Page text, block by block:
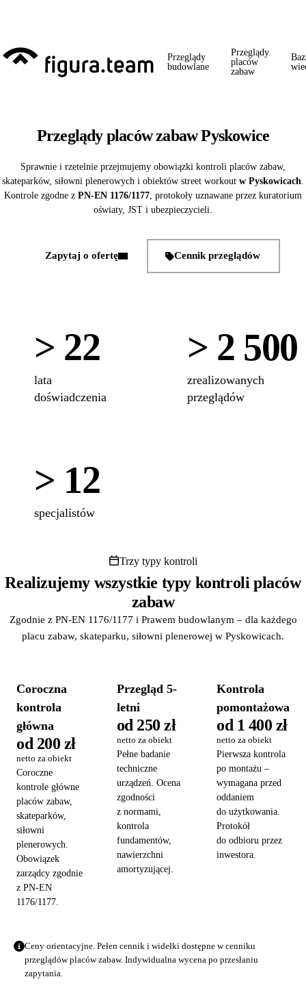
Przeglądy
budowlane
Przeglądy
placów
zabaw
Przeglądy placów zabaw Pyskowice
Sprawnie i rzetelnie przejmujemy obowiązki kontroli placów zabaw,
skateparków, siłowni plenerowych i obiektów street workout w Pyskowicach
Kontrole zgodne z PN-EN 1176/1177 , protokoły uznawane przez kuratorium
oświaty, JST i ubezpieczycieli.
Zapytaj o ofertę Cennik przeglądów
> 22
lata
doświadczenia
> 2 500
zrealizowanych
przeglądów
> 12
specjalistów
Trzy typy kontroli
Realizujemy wszystkie typy kontroli placów
zabaw
Zgodnie z PN-EN 1176/1177 i Prawem budowlanym – dla każdego
placu zabaw, skateparku, siłowni plenerowej w Pyskowicach.
Coroczna
kontrola
główna
od 200 zł
netto za obiekt
Coroczne
kontrole główne
placów zabaw,
skateparków,
siłowni
plenerowych.
Obowiązek
zarządcy zgodnie
z PN-EN
1176/1177.
Przegląd 5-
letni
od 250 zł
netto za obiekt
Pełne badanie
techniczne
urządzeń. Ocena
zgodności
z normami,
kontrola
fundamentów,
nawierzchni
amortyzującej.
Kontrola
pomontażowa
od 1 400 zł
netto za obiekt
Pierwsza kontrola
po montażu –
wymagana przed
oddaniem
do użytkowania.
Protokół
do odbioru przez
inwestora.
Ceny orientacyjne. Pełen cennik i widełki dostępne wcenniku
przeglądów placów zabaw. Indywidualna wycena po przesłaniu
zapytania.